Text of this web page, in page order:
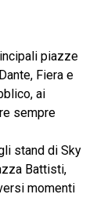
piazze
Fiera e
ai
sempre
stand di Sky
Battisti,
momenti